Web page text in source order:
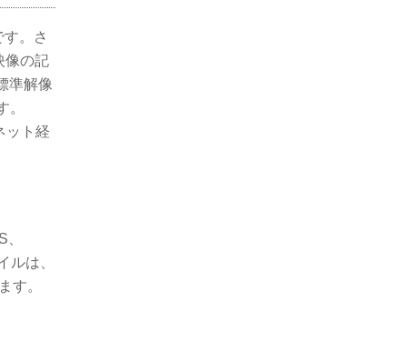
。さ
像の記
準解像
ット経
ルは、
す。